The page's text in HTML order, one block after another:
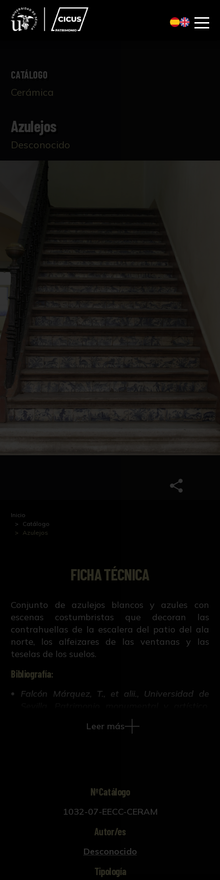
CATÁLOGO
Cerámica
Azulejos
Desconocido
Inicio
Catálogo
Azulejos
FICHA TÉCNICA
Conjunto de azulejos blancos y azules con
escenas costumbristas que decoran las
contrahuellas de la escalera del patio del ala
norte, los alfeizares de las ventanas y las
teselas de los suelos.
Bibliografía:
Falcón Márquez, T., et alii., Universidad de
Leer más
NºCatálogo
1032-07-EECC-CERAM
Autor/es
Desconocido
Tipología